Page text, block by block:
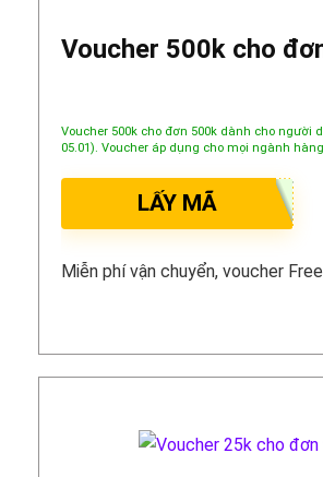
Voucher 500k cho
Voucher 500k cho đơn 500k dành cho người
05.01). Voucher áp dụng cho mọi ngành hàng
LẤY MÃ
Miễn phí vận chuyển, voucher